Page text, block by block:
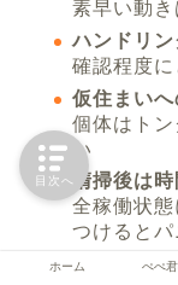
素早い動
ハンドリ
確認程度に
仮住まい
個体はトン
い
清掃後は
全稼働状態
つけると
ホーム ぺぺ
目次へ